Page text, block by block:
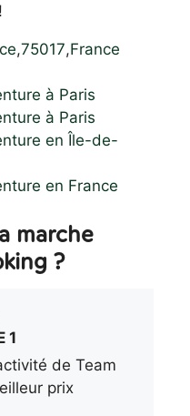
,75017,France
à Paris
à Paris
en Île-de-
en France
marche
?
1
de Team
prix